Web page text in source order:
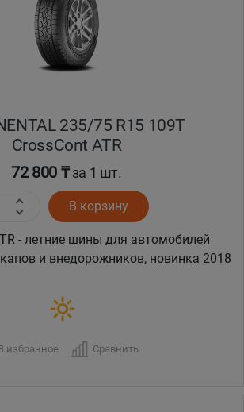
235/75 R15 109T
CrossCont ATR
72 800 ₸за 1 шт.
В корзину
- летние шины для автомобилей
и внедорожников, новинка 2018
избранное Сравнить